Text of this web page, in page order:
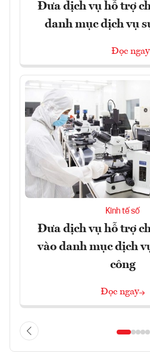
Đưa dịch vụ hỗ trợ
danh mục dịch vụ
Đọc ngay
Kinh tế số
Đưa dịch vụ hỗ trợ
vào danh mục dịch
công
Đọc ngay